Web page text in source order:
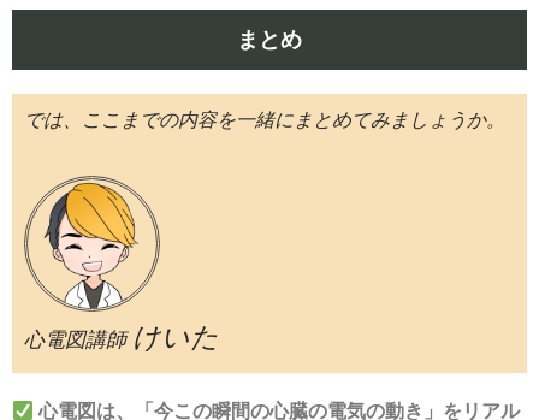
まとめ
では、ここまでの内容を一緒にまとめてみましょうか。
心電図講師 けいた
心電図は、「今この瞬間の心臓の電気の動き」をリアル